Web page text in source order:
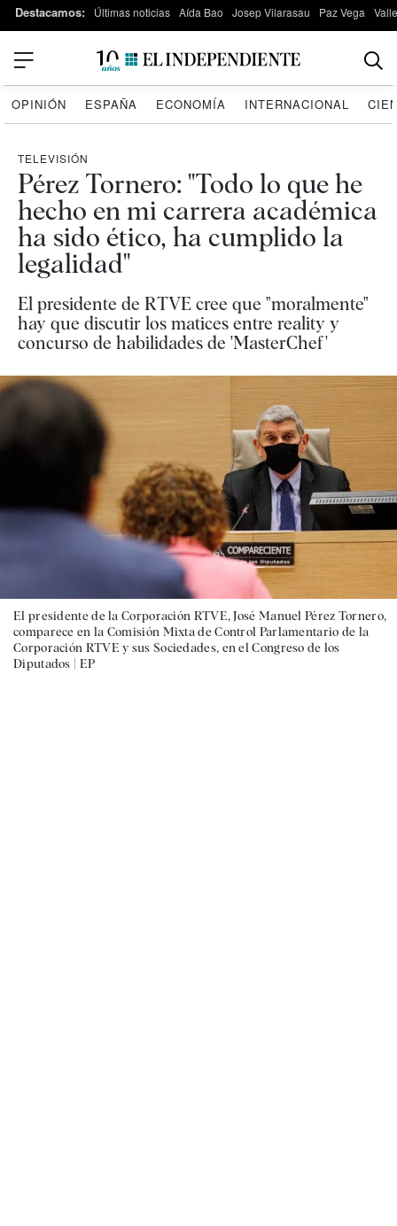
Destacamos: Últimas noticias Aída Bao Josep Vilarasau Paz Vega
OPINIÓN ESPAÑA ECONOMÍA INTERNACIONAL
TELEVISIÓN
Pérez Tornero: "Todo lo que he
hecho en mi carrera académica
ha sido ético, ha cumplido la
legalidad"
El presidente de RTVE cree que "moralmente"
hay que discutir los matices entre reality y
concurso de habilidades de 'MasterChef'
El presidente de la Corporación RTVE, José Manuel Pérez Tornero,
comparece en la Comisión Mixta de Control Parlamentario de la
Corporación RTVE y sus Sociedades, en el Congreso de los
Diputados | EP